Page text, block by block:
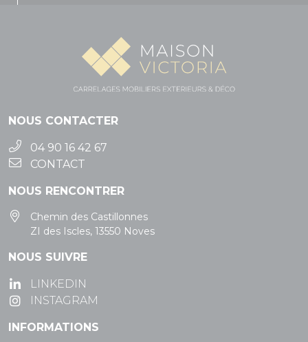
NOUS CONTACTER
04 90 16 42 67
CONTACT
NOUS RENCONTRER
Chemin des Castillonnes
ZI des Iscles, 13550 Noves
NOUS SUIVRE
LINKEDIN
INSTAGRAM
INFORMATIONS